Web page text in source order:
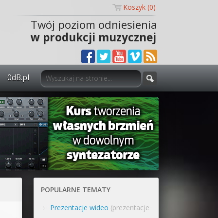
Koszyk (0)
Twój poziom odniesienia
w produkcji muzycznej
0dB.pl
0dB.pl - informacje
Newsletter
Materiały dla mediów
Archiwum aktualności
POPULARNE TEMATY
Prezentacje wideo (prezentacje